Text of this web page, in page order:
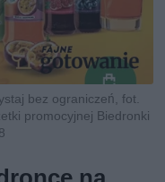
bez ograniczeń, fot.
promocyjnej Biedronki